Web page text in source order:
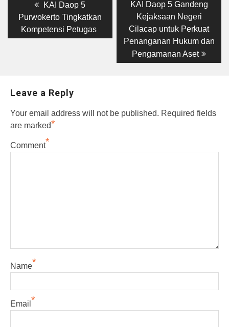
navigation
Previous
post:
KAI Daop 5
Purwokerto Tingkatkan
Kompetensi Petugas
Next
post:
KAI Daop 5 Gandeng
Kejaksaan Negeri
Cilacap untuk Perkuat
Penanganan Hukum dan
Pengamanan Aset
Leave a Reply
Your email address will not be published. Required fields
are marked*
Comment*
Name*
Email *